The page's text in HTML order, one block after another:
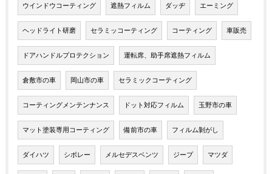
ウインドウコーティング 遮熱フィルム ダッヂ エーミング
ヘッドライト研磨 セラミッコーティング コーティング 車販売
ドアハンドルプロテクション 運転席、助手席遮熱フィルム
倉敷市の車 岡山市の車 セラミックコーティング
コーティングメンテンナンス ドット対応フィルム 玉野市の車
マット塗装専用コーティング 備前市の車 フィルム剝がし
ダイハツ シボレー メルセデスベンツ ジープ マツダ